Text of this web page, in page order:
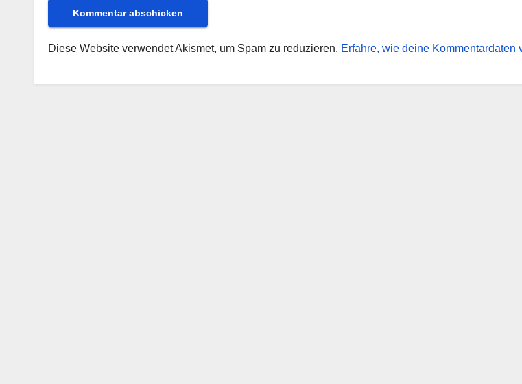
Diese Website verwendet Akismet, um Spam zu reduzieren. Erfahre, wie deine Kommentardaten